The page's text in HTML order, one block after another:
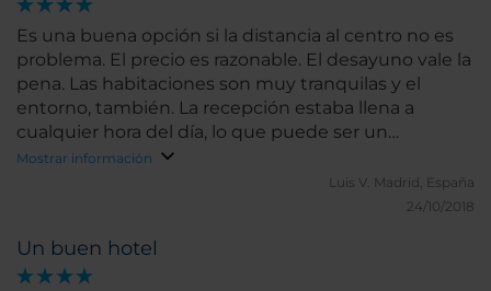
Es una buena opción si la distancia al centro no es
problema. El precio es razonable. El desayuno vale la
pena. Las habitaciones son muy tranquilas y el
entorno, también. La recepción estaba llena a
cualquier hora del día, lo que puede ser un
problema.
Mostrar información
Luis V. Madrid, España
24/10/2018
Un buen hotel